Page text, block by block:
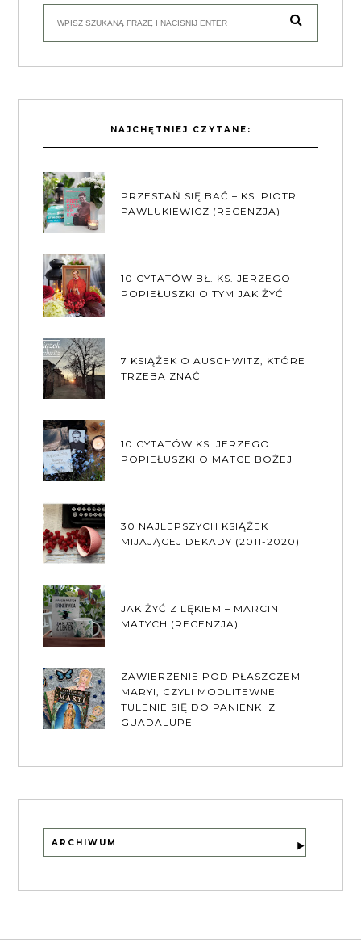
NAJCHĘTNIEJ CZYTANE:
PRZESTAŃ SIĘ BAĆ – KS. PIOTR
PAWLUKIEWICZ (RECENZJA)
10 CYTATÓW BŁ. KS. JERZEGO
POPIEŁUSZKI O TYM JAK ŻYĆ
7 KSIĄŻEK O AUSCHWITZ, KTÓRE
TRZEBA ZNAĆ
10 CYTATÓW KS. JERZEGO
POPIEŁUSZKI O MATCE BOŻEJ
30 NAJLEPSZYCH KSIĄŻEK
MIJAJĄCEJ DEKADY (2011-2020)
JAK ŻYĆ Z LĘKIEM – MARCIN
MATYCH (RECENZJA)
ZAWIERZENIE POD PŁASZCZEM
MARYI, CZYLI MODLITEWNE
TULENIE SIĘ DO PANIENKI Z
GUADALUPE
ARCHIWUM